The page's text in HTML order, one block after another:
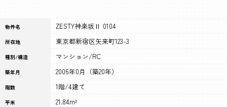
物件名 ZESTY神楽坂Ⅱ 0104
所在地 東京都新宿区矢来町123-3
種別/構造 マンション/RC
築年月 2006年0月（築20年）
階数 1階/4建て
平米 21.84m²